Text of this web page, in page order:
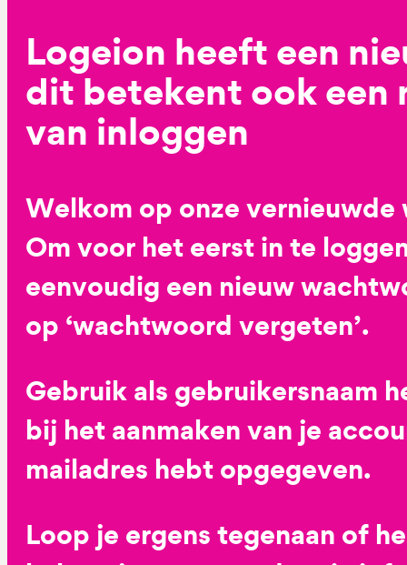
Logeion heeft een
dit betekent ook een
van inloggen
Welkom op onze vernieuwde
Om voor het eerst in te
eenvoudig een nieuw
op ‘wachtwoord vergeten’.
Gebruik als gebruikersnaam
bij het aanmaken van je
mailadres hebt opgegeven.
Loop je ergens tegenaan of